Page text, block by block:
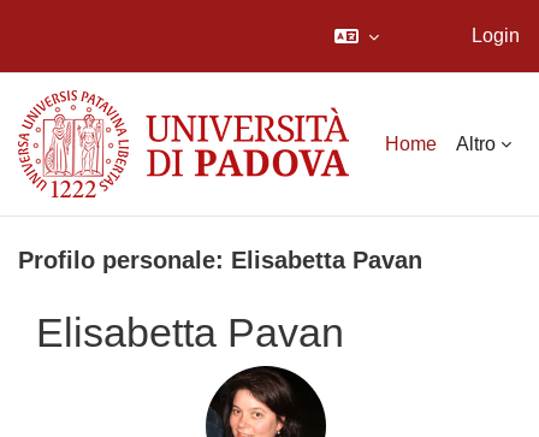
Login
Home Altro
Profilo personale: Elisabetta Pavan
Elisabetta Pavan